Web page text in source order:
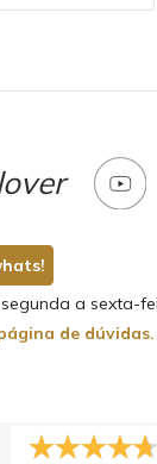
a sexta-
de dúvidas.